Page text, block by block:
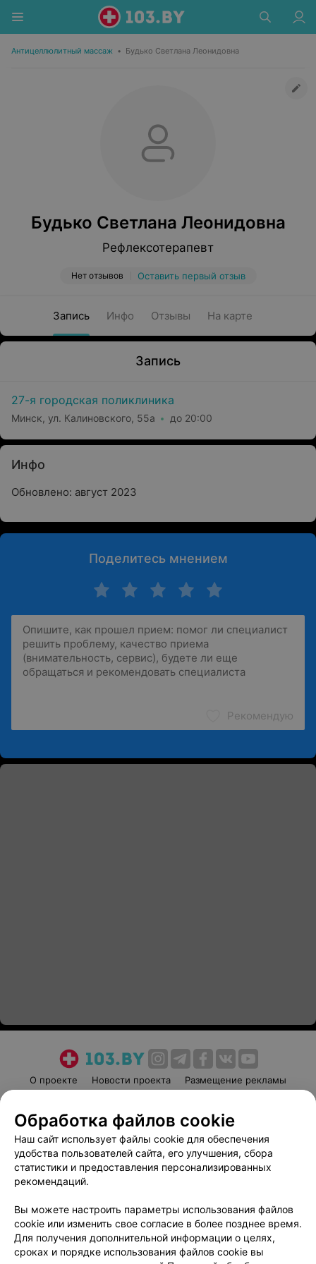
Антицеллюлитный массаж • Будько Светлана Леонидовна
Будько Светлана Леонидовна
Рефлексотерапевт
Нет отзывов Оставить первый отзыв
Запись Инфо Отзывы На карте
Запись
27-я городская поликлиника
Минск, ул. Калиновского, 55а до 20:00
Инфо
Обновлено: август 2023
Поделитесь мнением
Рекомендую
О проекте Новости проекта
Размещение рекламы
Пользовательское соглашение
Способы оплаты
Вакансии
Партнеры
Написать руководителю 103.by
Обработка персональных данных
Обработка файлов cookie
Наш сайт использует файлы cookie для обеспечения
удобства пользователей сайта, его улучшения, сбора
статистики и предоставления персонализированных
рекомендаций.
Вы можете настроить параметры использования файлов
cookie или изменить свое согласие в более позднее время.
Для получения дополнительной информации о целях,
сроках и порядке использования файлов cookie вы